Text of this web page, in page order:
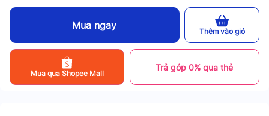
Mua ngay Thêm vào giỏ
Mua qua Shopee Mall
Trả góp 0% qua thẻ